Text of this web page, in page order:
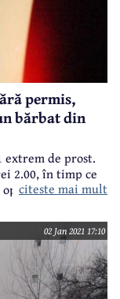
permis,
bărbat din
extrem de prost.
2.00, în timp ce
oprit în trafic de
și a fost amendat!
citeste mai mult
02 Jan 2021 17:10